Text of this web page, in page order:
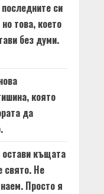
си
това, което
без думи.
която
да
остави къщата
свято. Не
Просто я